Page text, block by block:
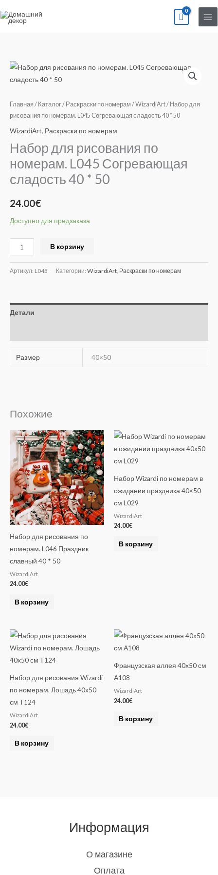
к
Главная / Каталог/ Раскраски по номерам /WizardiArt/ Набор для
рисования по номерам. L045 Согревающая сладость 40 * 50
WizardiArt, Раскраски по номерам
Набор для рисования по
номерам. L045 Согревающая
сладость 40 * 50
24.00€
Доступно для предзаказа
Количество
товара
для
рисования
по
L045
Согревающая
сладость
*
В корзину
Артикул: L045 Категории: WizardiArt Раскраски по номерам
Детали
Размер 40×50
Похожие
Набор для рисования по
номерам. L046 Праздник
славный 40 * 50
WizardiArt
24.00€
В корзину
Набор Wizardi по номерам в
ожидании праздника 40×50
см L029
WizardiArt
24.00€
В корзину
Набор для рисования Wizardi
по номерам. Лошадь 40х50
см Т124
WizardiArt
24.00€
В корзину
Французская аллея 40х50 см
А108
WizardiArt
24.00€
В корзину
Информация
О магазине
Оплата